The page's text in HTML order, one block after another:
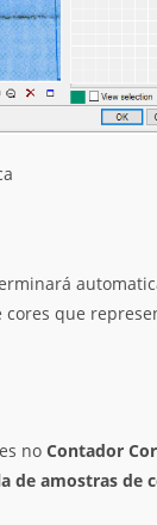
que
noContador
de amostras de